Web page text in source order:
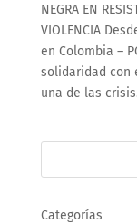
NEGRA EN
VIOLENCIA
en Colombia –
solidaridad con
una de las
Categorías